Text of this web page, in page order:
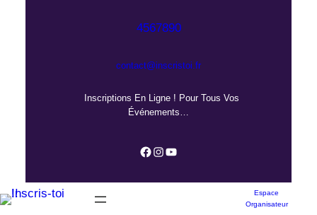
4567890
contact@inscristoi.fr
Inscriptions En Ligne ! Pour Tous Vos
Événements…
Facebook Instagram YouTube
Espace
Organisateur